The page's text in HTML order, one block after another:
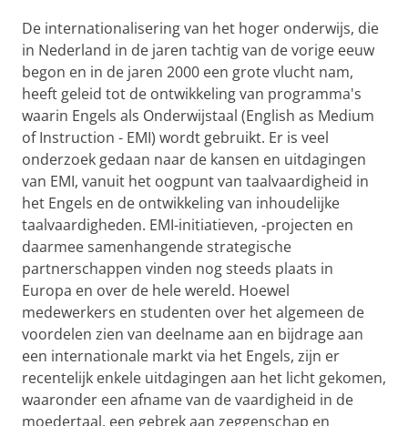
De internationalisering van het hoger onderwijs, die
in Nederland in de jaren tachtig van de vorige eeuw
begon en in de jaren 2000 een grote vlucht nam,
heeft geleid tot de ontwikkeling van programma's
waarin Engels als Onderwijstaal (English as Medium
of Instruction - EMI) wordt gebruikt. Er is veel
onderzoek gedaan naar de kansen en uitdagingen
van EMI, vanuit het oogpunt van taalvaardigheid in
het Engels en de ontwikkeling van inhoudelijke
taalvaardigheden. EMI-initiatieven, -projecten en
daarmee samenhangende strategische
partnerschappen vinden nog steeds plaats in
Europa en over de hele wereld. Hoewel
medewerkers en studenten over het algemeen de
voordelen zien van deelname aan en bijdrage aan
een internationale markt via het Engels, zijn er
recentelijk enkele uitdagingen aan het licht gekomen,
waaronder een afname van de vaardigheid in de
moedertaal, een gebrek aan zeggenschap en